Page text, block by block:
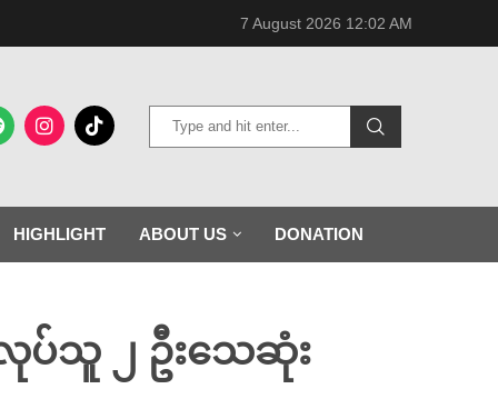
7 August 2026 12:02 AM
HIGHLIGHT ABOUT US DONATION
လုပ်သူ ၂ ဦးသေဆုံး